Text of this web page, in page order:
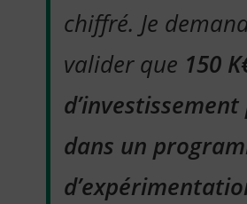
chiffré. Je
valider que 150
dans un